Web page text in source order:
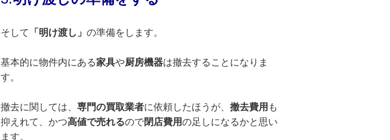
そして 「明け渡し」 の準備をします。
基本的に物件内にある家具や厨房機器は撤去することになりま
す。
撤去に関しては、 専門の買取業者に依頼したほうが、 撤去費用 も
抑えれて、かつ高値で売れるので閉店費用の足しになるかと思い
ます。